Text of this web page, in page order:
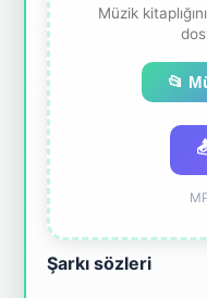
Müzik
📂
Şarkı sözleri